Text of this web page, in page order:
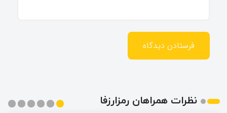
نظرات همراهان رمزارزفا